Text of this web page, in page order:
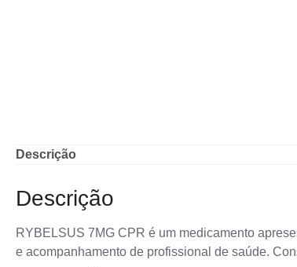
Descrição
Descrição
RYBELSUS 7MG CPR é um medicamento
e acompanhamento de profissional de saúde.